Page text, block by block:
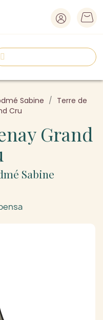
Sabine
Terre de
Cru
Grand
Sabine